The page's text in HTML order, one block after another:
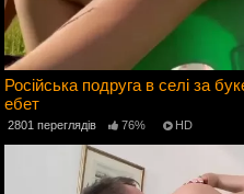
Російська подруга в селі за
ебет
2801 переглядів 76% HD